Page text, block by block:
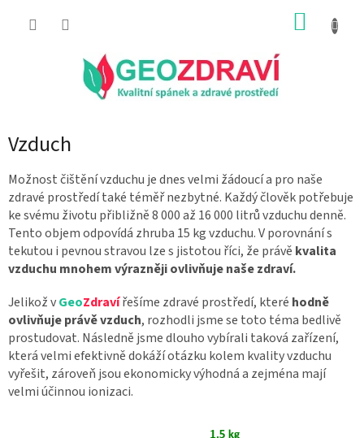
Vzduch
Možnost čištění vzduchu je dnes velmi žádoucí a pro naše
zdravé prostředí také téměř nezbytné. Každý člověk potřebuje
ke svému životu přibližně 8 000 až 16 000 litrů vzduchu denně.
Tento objem odpovídá zhruba 15 kg vzduchu. V porovnání s
tekutou i pevnou stravou lze s jistotou říci, že právě kvalita
vzduchu mnohem výrazněji ovlivňuje naše zdraví.
Jelikož vGeoZdravířešíme zdravé prostředí, které hodně
ovlivňuje právě vzduch, rozhodli jsme se toto téma bedlivě
prostudovat. Následně jsme dlouho vybírali taková zařízení,
která velmi efektivně dokáží otázku kolem kvality vzduchu
vyřešit, zároveň jsou ekonomicky výhodná a zejména mají
velmi účinnou ionizaci.